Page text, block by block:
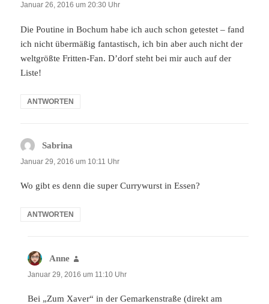
Januar 26, 2016 um 20:30 Uhr
Die Poutine in Bochum habe ich auch schon getestet – fand
ich nicht übermäßig fantastisch, ich bin aber auch nicht der
weltgrößte Fritten-Fan. D’dorf steht bei mir auch auf der
Liste!
ANTWORTEN
Sabrina
Januar 29, 2016 um 10:11 Uhr
Wo gibt es denn die super Currywurst in Essen?
ANTWORTEN
Anne
Januar 29, 2016 um 11:10 Uhr
Bei „Zum Xaver“ in der Gemarkenstraße (direkt am